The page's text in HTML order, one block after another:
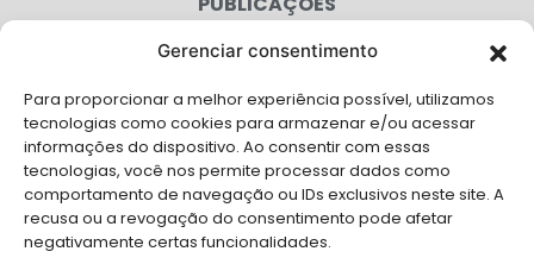
Gerenciar consentimento
Para proporcionar a melhor experiência possível, utilizamos
tecnologias como cookies para armazenar e/ou acessar
informações do dispositivo. Ao consentir com essas
tecnologias, você nos permite processar dados como
comportamento de navegação ou IDs exclusivos neste site. A
recusa ou a revogação do consentimento pode afetar
negativamente certas funcionalidades.
CONGRESSO
AGENDA
CAMPANHAS
SERVIÇOS
FILIADAS